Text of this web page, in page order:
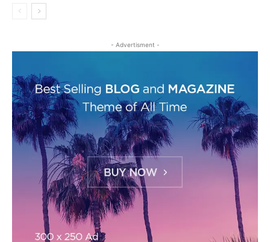
- Advertisment -